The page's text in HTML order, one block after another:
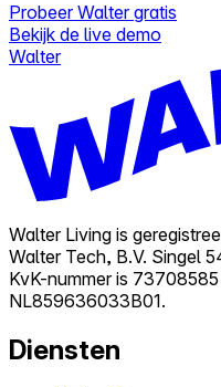
Probeer Walter gratis
Bekijk de live demo
Walter
Walter Living is
Walter Tech, B.V. Singel
KvK-nummer is
NL859636033B01.
Diensten